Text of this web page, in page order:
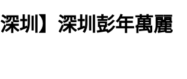
深圳】深圳彭年萬麗